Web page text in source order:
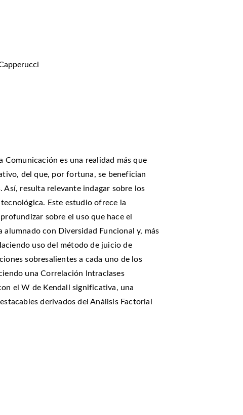
Comunicación es una realidad más que
del que, por fortuna, se benefician
Así, resulta relevante indagar sobre los
Este estudio ofrece la
sobre el uso que hace el
con Diversidad Funcional y, más
uso del método de juicio de
sobresalientes a cada uno de los
una Correlación Intraclases
el W de Kendall significativa, una
derivados del Análisis Factorial